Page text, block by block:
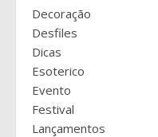
Decoração
Desfiles
Dicas
Esoterico
Evento
Festival
Lançamentos